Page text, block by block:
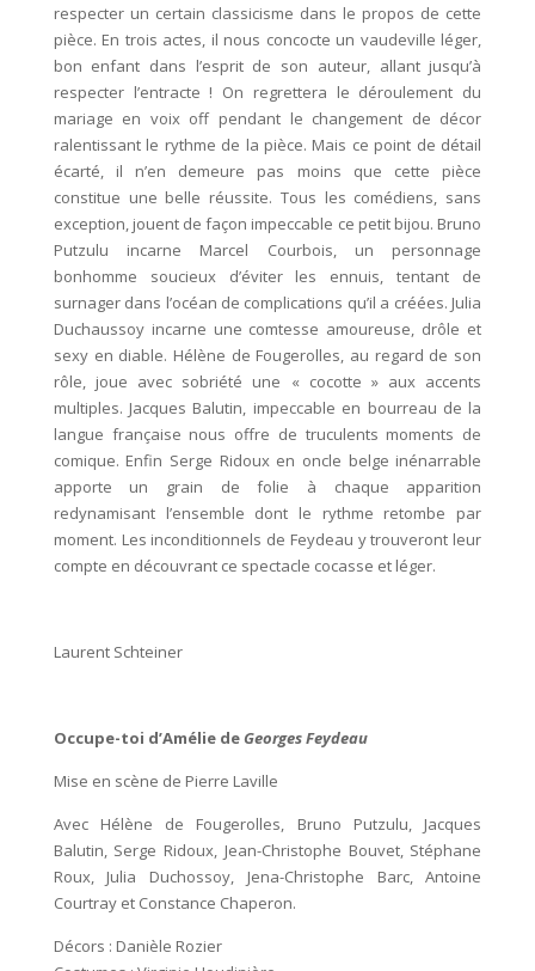
respecter un certain classicisme dans le propos de cette
pièce. En trois actes, il nous concocte un vaudeville léger,
bon enfant dans l’esprit de son auteur, allant jusqu’à
respecter l’entracte ! On regrettera le déroulement du
mariage en voix off pendant le changement de décor
ralentissant le rythme de la pièce. Mais ce point de détail
écarté, il n’en demeure pas moins que cette pièce
constitue une belle réussite. Tous les comédiens, sans
exception, jouent de façon impeccable ce petit bijou. Bruno
Putzulu incarne Marcel Courbois, un personnage
bonhomme soucieux d’éviter les ennuis, tentant de
surnager dans l’océan de complications qu’il a créées. Julia
Duchaussoy incarne une comtesse amoureuse, drôle et
sexy en diable. Hélène de Fougerolles, au regard de son
rôle, joue avec sobriété une « cocotte » aux accents
multiples. Jacques Balutin, impeccable en bourreau de la
langue française nous offre de truculents moments de
comique. Enfin Serge Ridoux en oncle belge inénarrable
apporte un grain de folie à chaque apparition
redynamisant l’ensemble dont le rythme retombe par
moment. Les inconditionnels de Feydeau y trouveront leur
compte en découvrant ce spectacle cocasse et léger.
Laurent Schteiner
Occupe-toi d’Amélie deGeorges Feydeau
Mise en scène de Pierre Laville
Avec Hélène de Fougerolles, Bruno Putzulu, Jacques
Balutin, Serge Ridoux, Jean-Christophe Bouvet, Stéphane
Roux, Julia Duchossoy, Jena-Christophe Barc, Antoine
Courtray et Constance Chaperon.
Décors : Danièle Rozier